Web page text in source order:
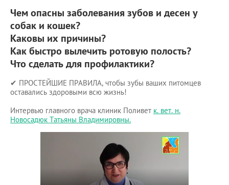
Чем опасны заболевания зубов и десен у
собак и кошек?
Каковы их причины?
Как быстро вылечить ротовую полость?
Что сделать для профилактики?
✔ ПРОСТЕЙШИЕ ПРАВИЛА, чтобы зубы ваших питомцев
оставались здоровыми всю жизнь!
Интервью главного врача клиник Поливет к. вет. н.
Новосадюк Татьяны Владимировны.